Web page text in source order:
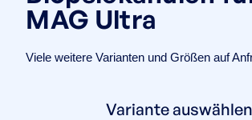
MAG Ultra
Viele weitere Varianten und Größen auf
Variante auswählen